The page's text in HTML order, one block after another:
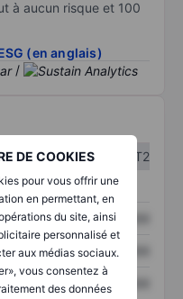
DE COOKIES
pour vous offrir une
en permettant, en
du site, ainsi
personnalisé et
aux médias sociaux.
vous consentez à
des données
à aucun risque et 100
(en anglais)
/
T1
T2
XXXXXXX
XXXXXXX
XXXXXXX